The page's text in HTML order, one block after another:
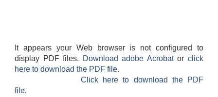
It appears your Web browser is not configured to
display PDF files.
Download adobe Acrobatorclick
here to download the PDF file.
Click here to download the PDF
file.